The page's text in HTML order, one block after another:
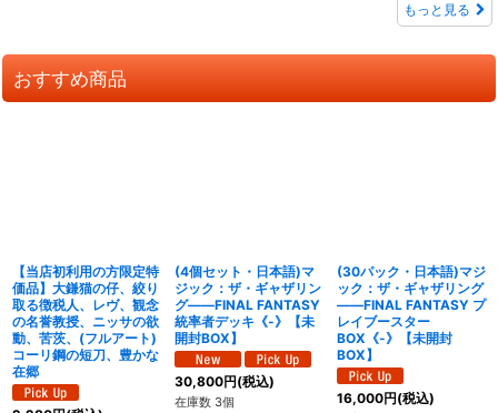
もっと見る
おすすめ商品
【当店初利用の方限定特
価品】大鎌猫の仔、絞り
取る徴税人、レヴ、観念
の名誉教授、ニッサの欲
動、苦茨、(フルアート)
コーリ鋼の短刀、豊かな
在郷
(4個セット・日本語)マ
ジック：ザ・ギャザリン
グ――FINAL FANTASY
統率者デッキ《-》【未
開封BOX】
30,800円(税込)
在庫数 3個
(30パック・日本語)マジ
ック：ザ・ギャザリング
――FINAL FANTASY プ
レイブースター
BOX《-》【未開封
BOX】
16,000円(税込)